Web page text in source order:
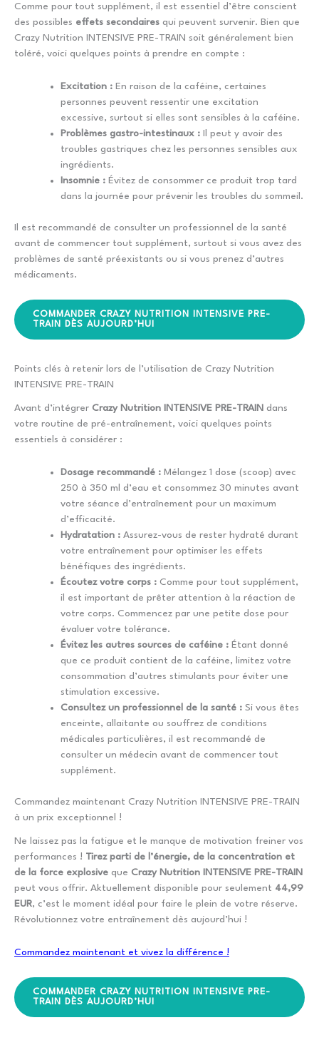
Comme pour tout supplément, il est essentiel d’être conscient
des possibles effets secondaires qui peuvent survenir. Bien que
Crazy Nutrition INTENSIVE PRE-TRAIN soit généralement bien
toléré, voici quelques points à prendre en compte :
Excitation : En raison de la caféine, certaines
personnes peuvent ressentir une excitation
excessive, surtout si elles sont sensibles à la caféine.
Problèmes gastro-intestinaux : Il peut y avoir des
troubles gastriques chez les personnes sensibles aux
ingrédients.
Insomnie : Évitez de consommer ce produit trop tard
dans la journée pour prévenir les troubles du sommeil.
Il est recommandé de consulter un professionnel de la santé
avant de commencer tout supplément, surtout si vous avez des
problèmes de santé préexistants ou si vous prenez d’autres
médicaments.
COMMANDER CRAZY NUTRITION INTENSIVE PRE-
TRAIN DÈS AUJOURD’HUI
Points clés à retenir lors de l’utilisation de Crazy Nutrition
INTENSIVE PRE-TRAIN
Avant d’intégrer Crazy Nutrition INTENSIVE PRE-TRAIN dans
votre routine de pré-entraînement, voici quelques points
essentiels à considérer :
Dosage recommandé : Mélangez 1 dose (scoop) avec
250 à 350 ml d’eau et consommez 30 minutes avant
votre séance d’entraînement pour un maximum
d’efficacité.
Hydratation : Assurez-vous de rester hydraté durant
votre entraînement pour optimiser les effets
bénéfiques des ingrédients.
Écoutez votre corps : Comme pour tout supplément,
il est important de prêter attention à la réaction de
votre corps. Commencez par une petite dose pour
évaluer votre tolérance.
Évitez les autres sources de caféine : Étant donné
que ce produit contient de la caféine, limitez votre
consommation d’autres stimulants pour éviter une
stimulation excessive.
Consultez un professionnel de la santé : Si vous êtes
enceinte, allaitante ou souffrez de conditions
médicales particulières, il est recommandé de
consulter un médecin avant de commencer tout
supplément.
Commandez maintenant Crazy Nutrition INTENSIVE PRE-TRAIN
à un prix exceptionnel !
Ne laissez pas la fatigue et le manque de motivation freiner vos
performances ! Tirez parti de l’énergie, de la concentration et
de la force explosive que Crazy Nutrition INTENSIVE PRE-TRAIN
peut vous offrir. Aktuellement disponible pour seulement 44,99
EUR, c’est le moment idéal pour faire le plein de votre réserve.
Révolutionnez votre entraînement dès aujourd’hui !
Commandez maintenant et vivez la différence !
COMMANDER CRAZY NUTRITION INTENSIVE PRE-
TRAIN DÈS AUJOURD’HUI